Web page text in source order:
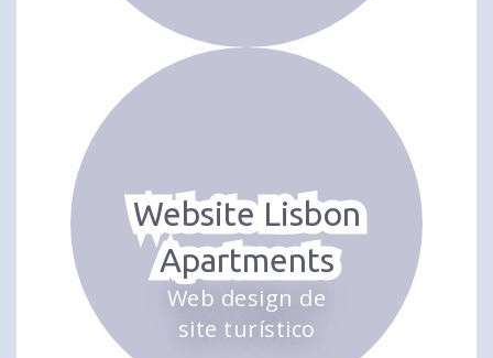
Website Lisbon
Apartments
Web design de
site turístico